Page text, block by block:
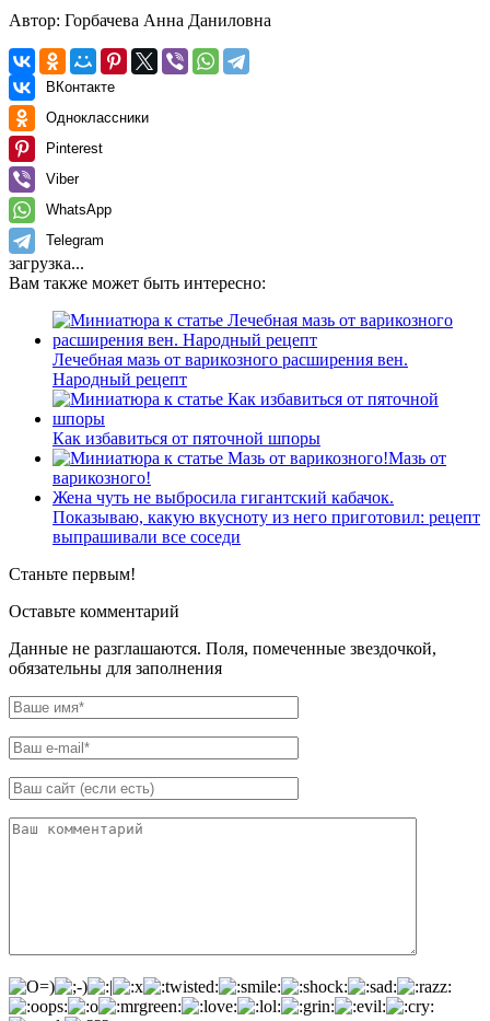
Автор: Горбачева Анна Даниловна
ВКонтакте
Одноклассники
Pinterest
Viber
WhatsApp
Telegram
загрузка...
Вам также может быть интересно:
Лечебная мазь от варикозного расширения вен.
Народный рецепт
Как избавиться от пяточной шпоры
Мазь от
варикозного!
Жена чуть не выбросила гигантский кабачок.
Показываю, какую вкусноту из него приготовил: рецепт
выпрашивали все соседи
Станьте первым!
Оставьте комментарий
Данные не разглашаются. Поля, помеченные звездочкой,
обязательны для заполнения